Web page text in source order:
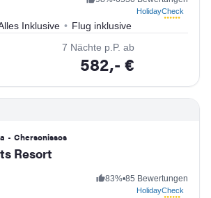
HolidayCheck
Inklusive • Flug inklusive
7 Nächte p.P. ab
582,- €
• Chersonissos
Resort
83%•85 Bewertungen
HolidayCheck